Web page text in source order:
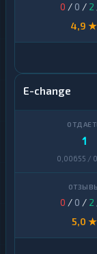
0 / 0 / 2
4,9 ★
E-change
1
0,00655 /
0 / 0 / 2
5,0 ★